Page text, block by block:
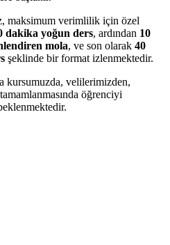
maksimum verimlilik için özel
dakika yoğun ders, ardından 10
mola, ve son olarak 40
şeklinde bir format izlenmektedir.
kursumuzda, velilerimizden,
tamamlanmasında öğrenciyi